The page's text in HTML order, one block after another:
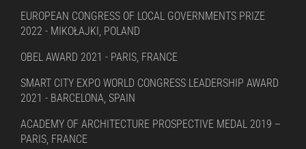
EUROPEAN CONGRESS OF LOCAL GOVERNMENTS PRIZE
2022 - MIKOŁAJKI, POLAND
OBEL AWARD 2021 - PARIS, FRANCE
SMART CITY EXPO WORLD CONGRESS LEADERSHIP AWARD
2021 - BARCELONA, SPAIN
ACADEMY OF ARCHITECTURE PROSPECTIVE MEDAL 2019 –
PARIS, FRANCE